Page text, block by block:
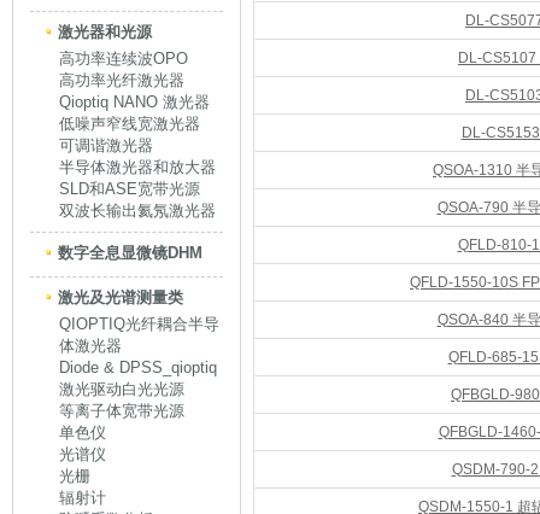
激光器和光源
高功率连续波OPO
高功率光纤激光器
Qioptiq NANO 激光器
低噪声窄线宽激光器
可调谐激光器
半导体激光器和放大器
SLD和ASE宽带光源
双波长输出氦氖激光器
数字全息显微镜DHM
激光及光谱测量类
QIOPTIQ光纤耦合半导
体激光器
Diode & DPSS_qioptiq
激光驱动白光光源
等离子体宽带光源
单色仪
光谱仪
光栅
辐射计
DL-
DL-
DL-
DL-
QSOA-1310 半
QSOA-790 半
QFLD-810-
QFLD-1550-10S
QSOA-840 半
QFLD-685-
QFBGLD-
QFBGLD-
QSDM-790-
QSDM-1550-1 超